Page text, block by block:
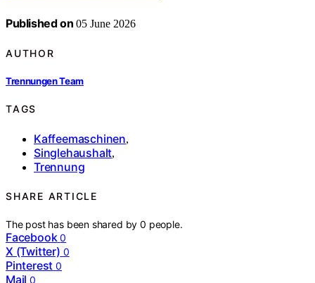
Published on 05 June 2026
AUTHOR
Trennungen Team
TAGS
Kaffeemaschinen,
Singlehaushalt,
Trennung
SHARE ARTICLE
The post has been shared by0 people.
Facebook 0
X (Twitter) 0
Pinterest 0
Mail 0